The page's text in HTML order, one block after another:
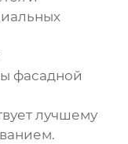
фасадной
лучшему